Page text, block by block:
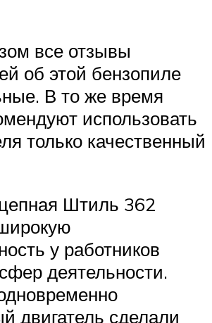
все отзывы
об этой бензопиле
В то же время
использовать
только качественный
Штиль 362
у работников
деятельности.
двигатель сделали